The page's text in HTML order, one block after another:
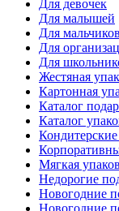
Для девочек
Для малышей
Для мальчиков
Для
Для
Жестяная
Картонная
Каталог
Каталог
Мягкая
Недорогие
Новогодние
Новогодние